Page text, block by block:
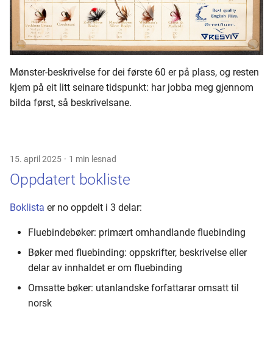
Mønster-beskrivelse for dei første 60 er på plass, og resten
kjem på eit litt seinare tidspunkt: har jobba meg gjennom
bilda først, så beskrivelsane.
15. april 2025 1 min lesnad
Oppdatert bokliste
Boklista er no oppdelt i 3 delar:
Fluebindebøker: primært omhandlande fluebinding
Bøker med fluebinding: oppskrifter, beskrivelse eller
delar av innhaldet er om fluebinding
Omsatte bøker: utanlandske forfattarar omsatt til
norsk